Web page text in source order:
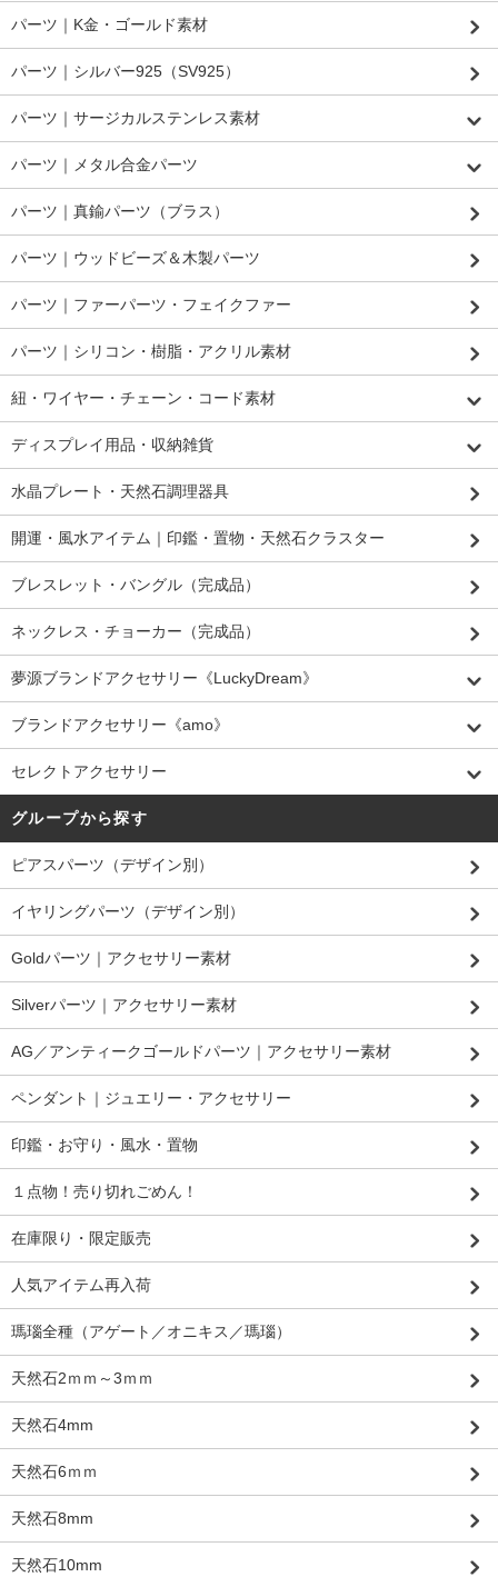
パーツ｜K金・ゴールド素材
パーツ｜シルバー925（SV925）
パーツ｜サージカルステンレス素材
パーツ｜メタル合金パーツ
パーツ｜真鍮パーツ（ブラス）
パーツ｜ウッドビーズ＆木製パーツ
パーツ｜ファーパーツ・フェイクファー
パーツ｜シリコン・樹脂・アクリル素材
紐・ワイヤー・チェーン・コード素材
ディスプレイ用品・収納雑貨
水晶プレート・天然石調理器具
開運・風水アイテム｜印鑑・置物・天然石クラスター
ブレスレット・バングル（完成品）
ネックレス・チョーカー（完成品）
夢源ブランドアクセサリー《LuckyDream》
ブランドアクセサリー《amo》
セレクトアクセサリー
グループから探す
ピアスパーツ（デザイン別）
イヤリングパーツ（デザイン別）
Goldパーツ｜アクセサリー素材
Silverパーツ｜アクセサリー素材
AG／アンティークゴールドパーツ｜アクセサリー素材
ペンダント｜ジュエリー・アクセサリー
印鑑・お守り・風水・置物
１点物！売り切れごめん！
在庫限り・限定販売
人気アイテム再入荷
瑪瑙全種（アゲート／オニキス／瑪瑙）
天然石2ｍｍ～3ｍｍ
天然石4mm
天然石6ｍｍ
天然石8mm
天然石10mm